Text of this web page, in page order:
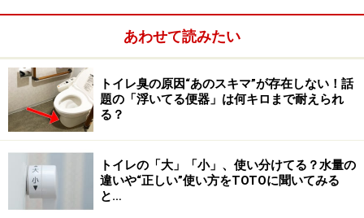
リッシュなフロートプラン（足元に空間を持たせたタイ
プ）に対応。ユニットが床から離れているので、空間が
すっきりとするとともに、床の掃除も楽に行えるのもメ
リットでしょう。
■最大幅1,700mmの間口まで対応できるカウンター
リフォーム時期である築年数の建物は、さまざまな幅の
洗面化粧台が採用されており、リフォームやリノベーシ
ョンの際には、美しく収まらないケースも多くみられる
あわせて読みたい
トイレ臭の原因“あのスキマ”が存在しない！話
題の「浮いてる便器」は何キロまで耐えられ
る？
トイレの「大」「小」、使い分けてる？水量の
違いや“正しい”使い方をTOTOに聞いてみる
と…